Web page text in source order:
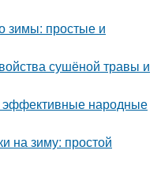
зимы: простые и
сушёной травы и
эффективные народные
на зиму: простой